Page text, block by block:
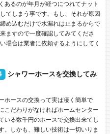
あるのが年月が経つにつれてナット
てしまう事です。もし、それが原因
め込むだけで水漏れは止まるからで
ますので一度確認してみてくださ
場合は業者に依頼するようにしてく
シャワーホースを交換してみ
ホースの交換って実は凄く簡単で
こだわりがなければホームセンター
いる数千円のホースで交換出来てし
。しかも、難しい技術は一切いりま